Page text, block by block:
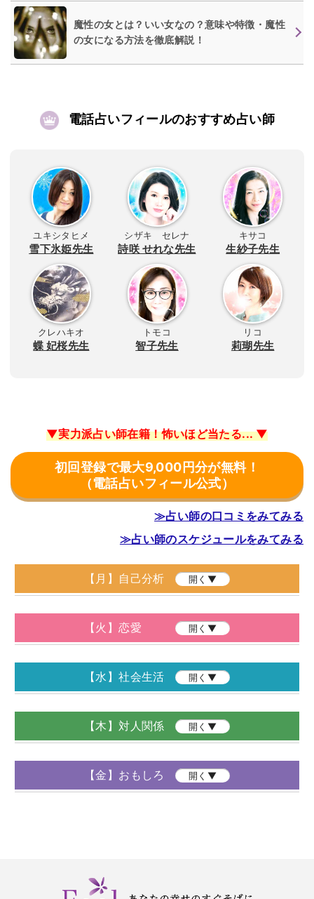
魔性の女とは？いい女なの？意味や特徴・魔性
の女になる方法を徹底解説！
電話占いフィールのおすすめ占い師
ユキシタヒメ
雪下氷姫先生
シザキ セレナ
詩咲 せれな先生
キサコ
生紗子先生
クレハキオ
蝶 妃桜先生
トモコ
智子先生
リコ
莉瑚先生
▼実力派占い師在籍！怖いほど当たる... ▼
初回登録で最大9,000円分が無料！
（電話占いフィール公式）
≫占い師の口コミをみてみる
≫占い師のスケジュールをみてみる
【月】自己分析 開く▼
【火】恋愛 開く▼
【水】社会生活 開く▼
【木】対人関係 開く▼
【金】おもしろ 開く▼